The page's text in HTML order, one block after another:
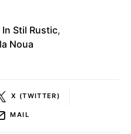
Stil Rustic,
Noua
X (TWITTER)
MAIL